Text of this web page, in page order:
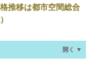
推移は都市空間総合
開く ▼